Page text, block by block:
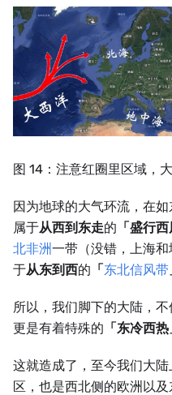
图 14：注意红圈里区域，
因为地球的大气环流，在
属于从西到东走的 「盛行西
北非洲一带（没错，上海
于从东到西的 「东北信风带
所以，我们脚下的大陆，
更是有着特殊的 「东冷西
这就造成了，至今我们大
区，也是西北侧的欧洲以及